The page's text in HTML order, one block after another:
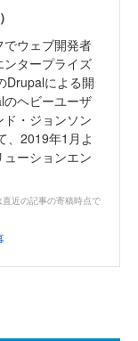
ウェブ開発者
ンタープライズ
Drupalによる開
ヘビーユーザ
・ジョンソン
、2019年1月よ
ューションエン
近の記事の寄稿時点で